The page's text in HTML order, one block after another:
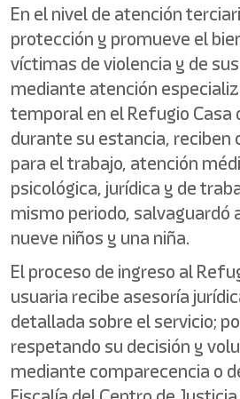
En el nivel de atención
protección y promueve el
víctimas de violencia y de
mediante atención
temporal en el Refugio Casa
durante su estancia, reciben
para el trabajo, atención
psicológica, jurídica y de
mismo periodo, salvaguardó
nueve niños y una niña.
El proceso de ingreso al
usuaria recibe asesoría
detallada sobre el servicio;
respetando su decisión y
mediante comparecencia o